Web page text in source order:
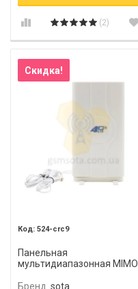
(2)
Скидка!
524-crc9
Панельная
мультидиапазонная MIMO
CRC9/TS9/SMA 3G-4G
Бренд sota